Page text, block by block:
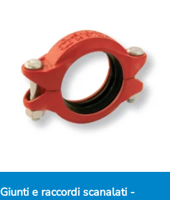
Giunti e raccordi scanalati -